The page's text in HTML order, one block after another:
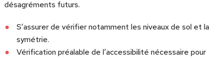
désagréments futurs.
S’assurer de vérifier notamment les niveaux de sol et la
symétrie.
Vérification préalable de l’accessibilité nécessaire pour